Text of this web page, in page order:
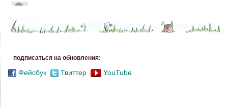
подписаться на обновления:
Фейсбук Твиттер YouTube